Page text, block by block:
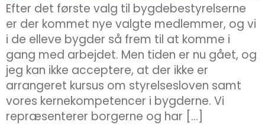
Efter det første valg til bygdebestyrelserne
er der kommet nye valgte medlemmer, og vi
i de elleve bygder så frem til at komme i
gang med arbejdet. Men tiden er nu gået, og
jeg kan ikke acceptere, at der ikke er
arrangeret kursus om styrelsesloven samt
vores kernekompetencer i bygderne. Vi
repræsenterer borgerne og har […]